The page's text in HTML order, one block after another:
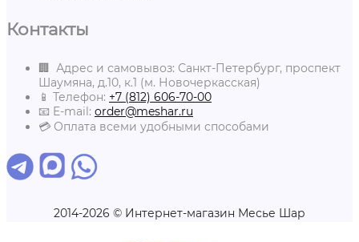
Контакты
🏢 Адрес и самовывоз: Санкт-Петербург, проспект
Шаумяна, д.10, к.1 (м. Новочеркасская)
📱 Телефон: +7 (812) 606-70-00
📧 E-mail: order@meshar.ru
💳 Оплата всеми удобными способами
2014-2026 © Интернет-магазин Месье Шар